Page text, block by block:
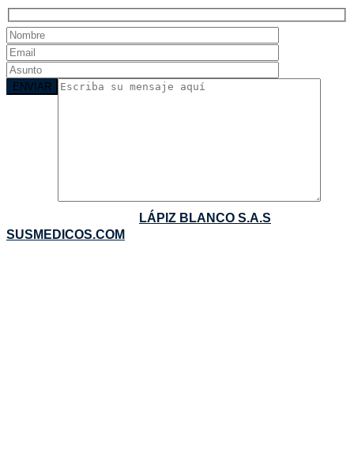
LÁPIZ BLANCO S.A.S
SUSMEDICOS.COM